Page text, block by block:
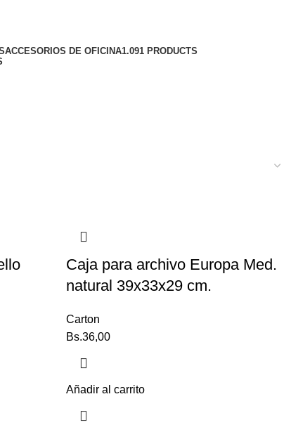
ACCESORIOS DE OFICINA1.091 PRODUCTS
Caja para archivo Europa Med.
natural 39x33x29 cm.
Carton
Bs.36,00
Añadir al carrito